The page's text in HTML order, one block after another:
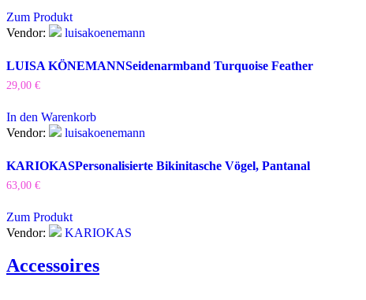
Zum Produkt
Vendor:
luisakoenemann
LUISA KÖNEMANNSeidenarmband Turquoise Feather
29,00 €
In den Warenkorb
Vendor:
luisakoenemann
KARIOKASPersonalisierte Bikinitasche Vögel, Pantanal
63,00 €
Zum Produkt
Vendor:
KARIOKAS
Accessoires